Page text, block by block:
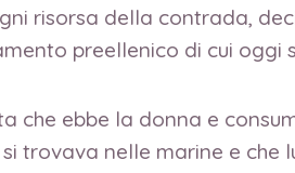
risorsa della contrada,
preellenico di cui
che ebbe la donna e
trovava nelle marine e